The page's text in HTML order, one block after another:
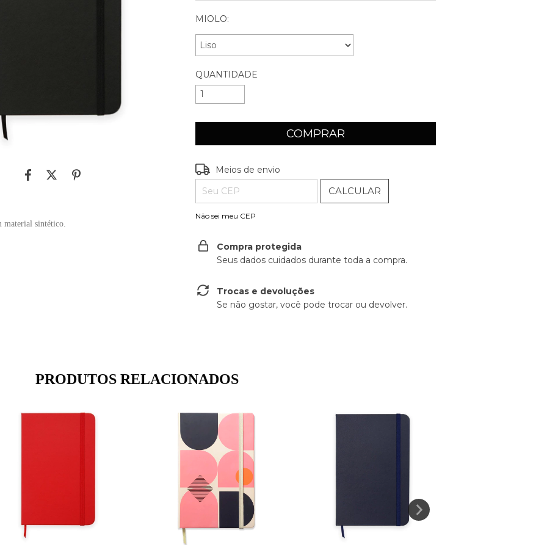
material sintético.
MIOLO:
QUANTIDADE
Entregas para o CEP:
Meios de envio
CALCULAR
Não sei meu CEP
Compra protegida
Seus dados cuidados durante toda a compra.
Trocas e devoluções
Se não gostar, você pode trocar ou devolver.
PRODUTOS RELACIONADOS